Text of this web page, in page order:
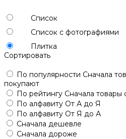
Список
Список с фотографиями
Плитка
Сортировать
По популярности Сначала
покупают
По рейтингу Сначала
По алфавиту От А до Я
По алфавиту От Я до А
Сначала дешевле
Сначала дороже